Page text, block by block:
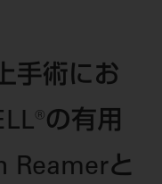
手術にお
の有用
Reamerと